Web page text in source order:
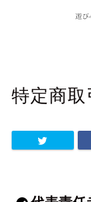
特定商